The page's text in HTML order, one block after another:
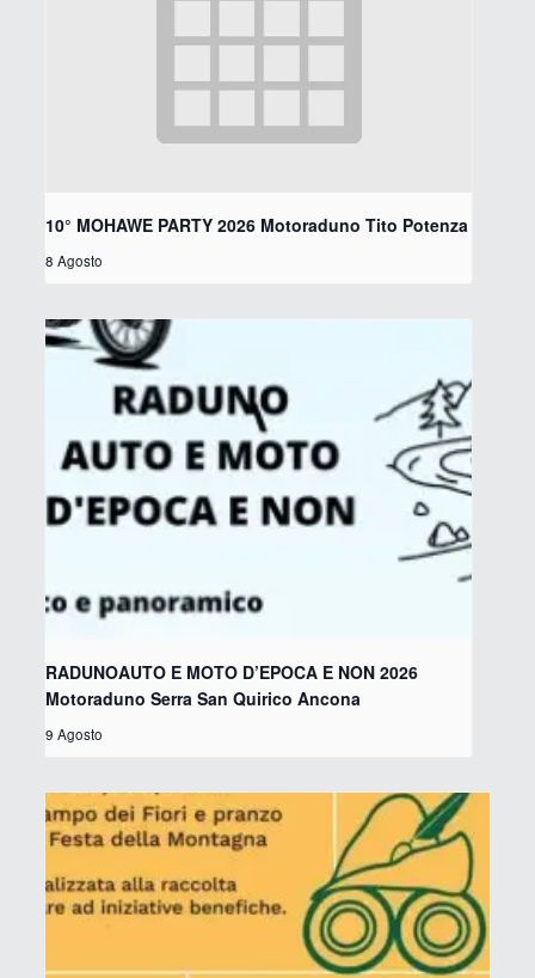
10° MOHAWE PARTY 2026 Motoraduno Tito Potenza
8 Agosto
RADUNOAUTO E MOTO D’EPOCA E NON 2026
Motoraduno Serra San Quirico Ancona
9 Agosto